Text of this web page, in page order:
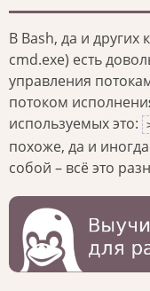
В Bash, да и
cmd.exe) есть
управления
потоком
используемых это:
похоже, да и
собой – всё это